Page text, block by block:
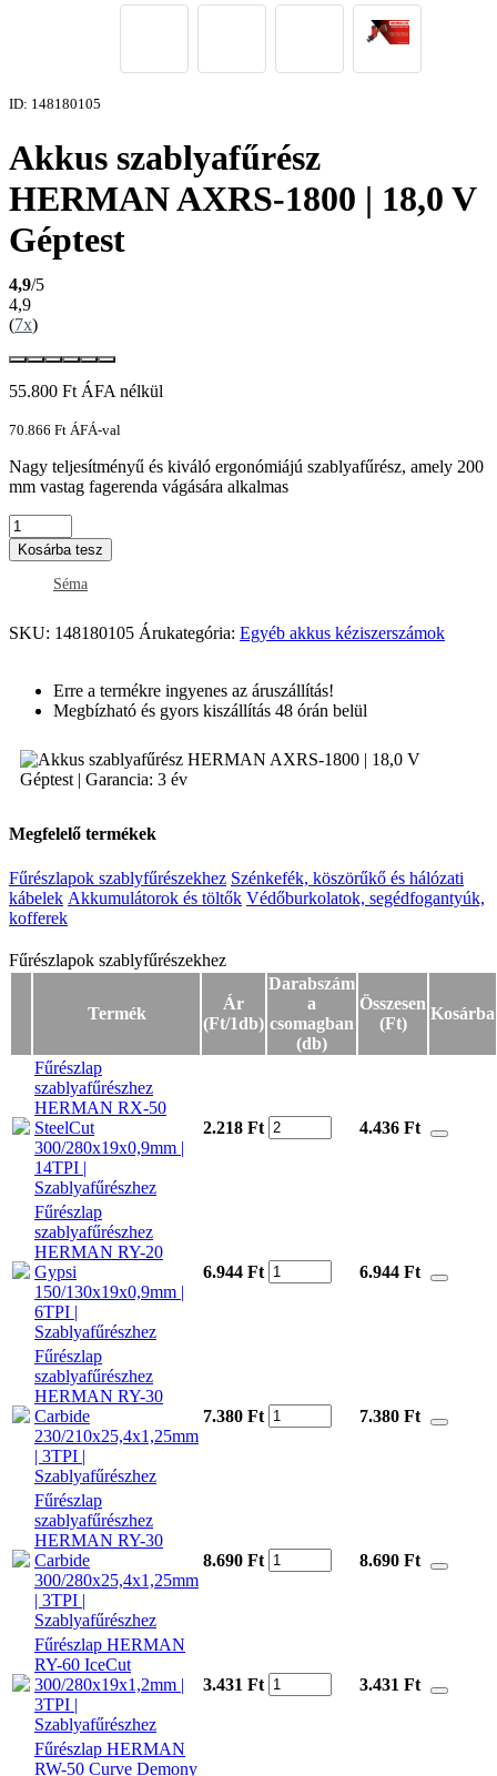
ID: 148180105
Akkus szablyafűrész
HERMAN AXRS-1800 | 18,0 V
Géptest
4,9/5
4,9
(7x)
55.800 Ft ÁFA nélkül
70.866 Ft ÁFÁ-val
Nagy teljesítményű és kiváló ergonómiájú szablyafűrész, amely 200
mm vastag fagerenda vágására alkalmas
Kosárba tesz
Séma
SKU: 148180105 Árukategória: Egyéb akkus kéziszerszámok
Erre a termékre ingyenes az áruszállítás!
Megbízható és gyors kiszállítás 48 órán belül
Megfelelő termékek
Fűrészlapok szablyfűrészekhez Szénkefék, köszörűkő és hálózati
kábelek Akkumulátorok és töltők Védőburkolatok, segédfogantyúk,
kofferek
Fűrészlapok szablyfűrészekhez
Fűrészlapok szablyfűrészekhez
Termék
Ár
(Ft/1db)
Darabszám
a
csomagban
(db)
Összesen
(Ft)
Kosárba
Fűrészlap
szablyafűrészhez
HERMAN RX-50
SteelCut
300/280x19x0,9mm |
14TPI |
Szablyafűrészhez
2.218 Ft 4.436 Ft
Fűrészlap
szablyafűrészhez
HERMAN RY-20
Gypsi
150/130x19x0,9mm |
6TPI |
Szablyafűrészhez
6.944 Ft 6.944 Ft
Fűrészlap
szablyafűrészhez
HERMAN RY-30
Carbide
230/210x25,4x1,25mm
| 3TPI |
Szablyafűrészhez
7.380 Ft 7.380 Ft
Fűrészlap
szablyafűrészhez
HERMAN RY-30
Carbide
300/280x25,4x1,25mm
| 3TPI |
Szablyafűrészhez
8.690 Ft 8.690 Ft
Fűrészlap HERMAN
RY-60 IceCut
300/280x19x1,2mm |
3TPI |
Szablyafűrészhez
3.431 Ft 3.431 Ft
Fűrészlap HERMAN
RW-50 Curve Demony